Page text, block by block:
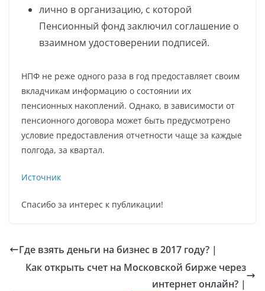
лично в организацию, с которой
Пенсионный фонд заключил соглашение о
взаимном удостоверении подписей.
НПФ не реже одного раза в год предоставляет своим
вкладчикам информацию о состоянии их
пенсионных накоплений. Однако, в зависимости от
пенсионного договора может быть предусмотрено
условие предоставления отчетности чаще за каждые
полгода, за квартал.
Источник
Спасибо за интерес к публикации!
Где взять деньги на бизнес в 2017 году? |
Как открыть счет на Московской бирже через
интернет онлайн? |